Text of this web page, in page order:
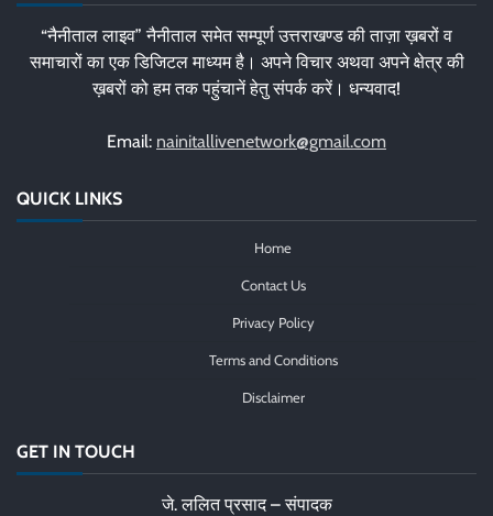
“नैनीताल लाइव” नैनीताल समेत सम्पूर्ण उत्तराखण्ड की ताज़ा ख़बरों व
समाचारों का एक डिजिटल माध्यम है। अपने विचार अथवा अपने क्षेत्र की
ख़बरों को हम तक पहुंचानें हेतु संपर्क करें। धन्यवाद!
Email: nainitallivenetwork@gmail.com
QUICK LINKS
Home
Contact Us
Privacy Policy
Terms and Conditions
Disclaimer
GET IN TOUCH
जे. ललित प्रसाद – संपादक